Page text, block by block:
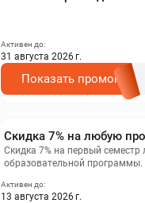
Активен до:
31 августа 2026 г.
Показать промокод
Скидка 7% на любую
Скидка 7% на первый семестр
образовательной программы.
на сайте.
Активен до:
13 августа 2026 г.